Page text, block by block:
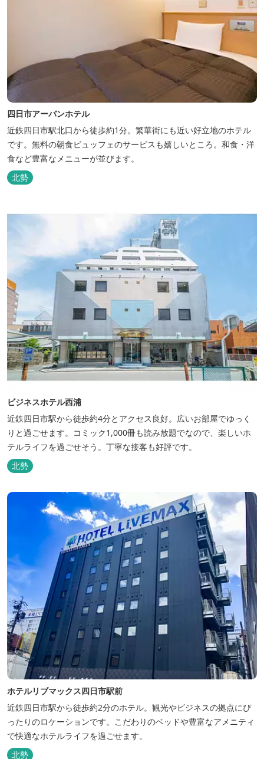
四日市アーバンホテル
近鉄四日市駅北口から徒歩約1分。繁華街にも近い好立地のホテル
です。無料の朝食ビュッフェのサービスも嬉しいところ。和食・洋
食など豊富なメニューが並びます。
北勢
ビジネスホテル西浦
近鉄四日市駅から徒歩約4分とアクセス良好。広いお部屋でゆっく
りと過ごせます。コミック1,000冊も読み放題でなので、楽しいホ
テルライフを過ごせそう。丁寧な接客も好評です。
北勢
ホテルリブマックス四日市駅前
近鉄四日市駅から徒歩約2分のホテル。観光やビジネスの拠点にぴ
ったりのロケーションです。こだわりのベッドや豊富なアメニティ
で快適なホテルライフを過ごせます。
北勢